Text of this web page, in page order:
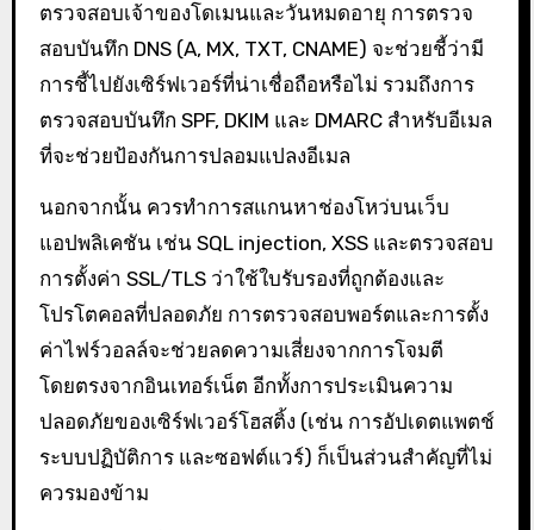
ตรวจสอบเจ้าของโดเมนและวันหมดอายุ การตรวจ
สอบบันทึก DNS (A, MX, TXT, CNAME) จะช่วยชี้ว่ามี
การชี้ไปยังเซิร์ฟเวอร์ที่น่าเชื่อถือหรือไม่ รวมถึงการ
ตรวจสอบบันทึก SPF, DKIM และ DMARC สำหรับอีเมล
ที่จะช่วยป้องกันการปลอมแปลงอีเมล
นอกจากนั้น ควรทำการสแกนหาช่องโหว่บนเว็บ
แอปพลิเคชัน เช่น SQL injection, XSS และตรวจสอบ
การตั้งค่า SSL/TLS ว่าใช้ใบรับรองที่ถูกต้องและ
โปรโตคอลที่ปลอดภัย การตรวจสอบพอร์ตและการตั้ง
ค่าไฟร์วอลล์จะช่วยลดความเสี่ยงจากการโจมตี
โดยตรงจากอินเทอร์เน็ต อีกทั้งการประเมินความ
ปลอดภัยของเซิร์ฟเวอร์โฮสติ้ง (เช่น การอัปเดตแพตช์
ระบบปฏิบัติการ และซอฟต์แวร์) ก็เป็นส่วนสำคัญที่ไม่
ควรมองข้าม